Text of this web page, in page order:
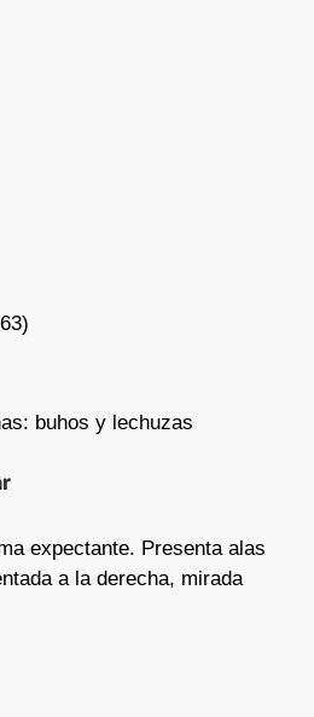
buhos y lechuzas
expectante. Presenta alas
a la derecha, mirada